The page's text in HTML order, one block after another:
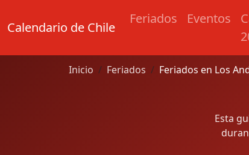
Calendario de Chile
Feriados Eventos
Inicio Feriados Feriados en Los
Esta